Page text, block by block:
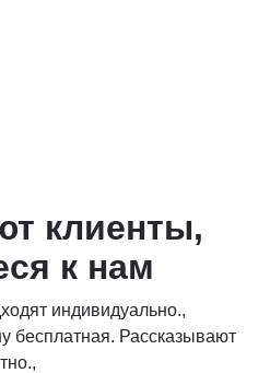
клиенты,
к нам
индивидуально.,
бесплатная. Рассказывают